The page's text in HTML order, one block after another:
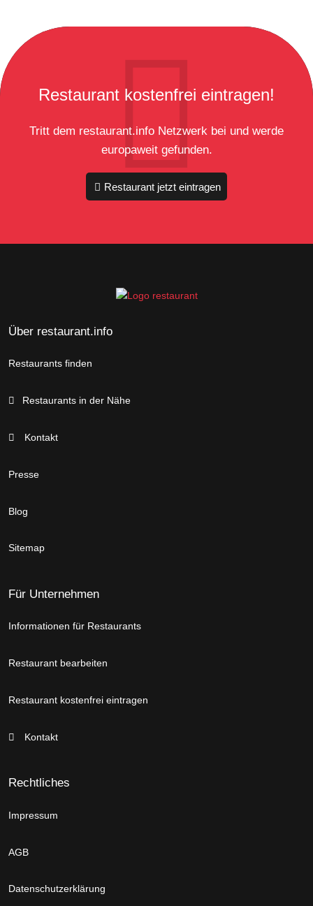
Restaurant kostenfrei eintragen!
Tritt dem restaurant.info Netzwerk bei und werde
europaweit gefunden.
Restaurant jetzt eintragen
Über restaurant.info
Restaurants finden
Restaurants in der Nähe
Kontakt
Presse
Blog
Sitemap
Für Unternehmen
Informationen für Restaurants
Restaurant bearbeiten
Restaurant kostenfrei eintragen
Kontakt
Rechtliches
Impressum
AGB
Datenschutzerklärung